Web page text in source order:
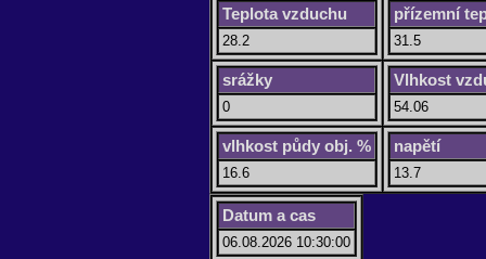
Teplota vzduchu
28.2
přízemní
31.5
srážky
0
Vlhkost
54.06
vlhkost půdy obj. %
16.6
napětí
13.7
Datum a cas
06.08.2026 10:30:00